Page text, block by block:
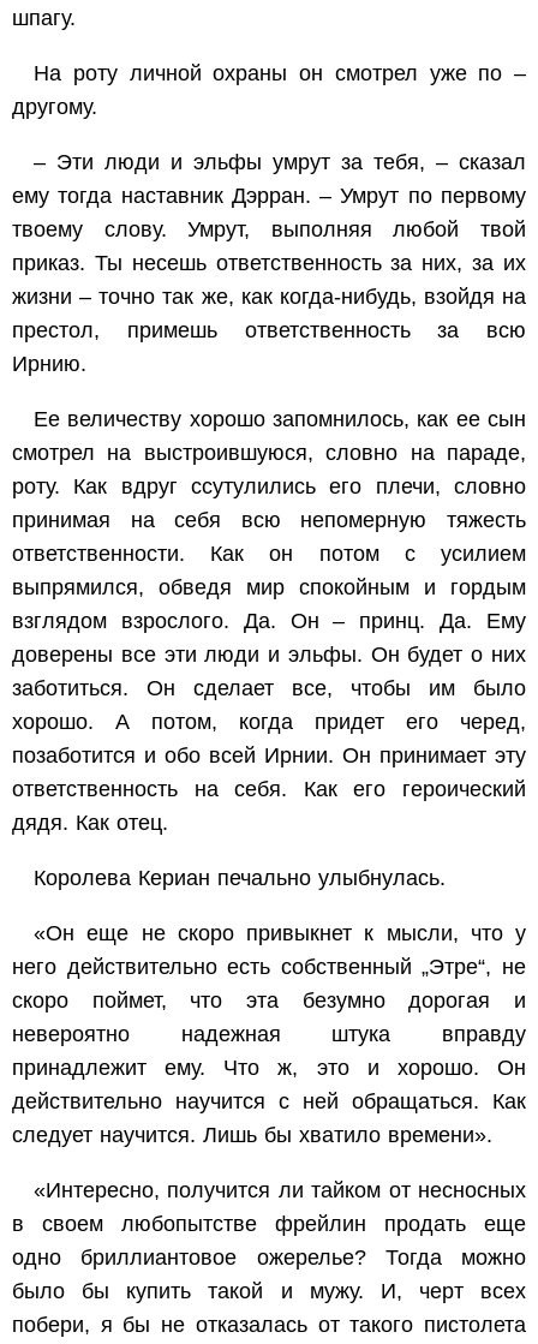
шпагу.
На роту личной охраны он смотрел уже по –
другому.
– Эти люди и эльфы умрут за тебя, – сказал
ему тогда наставник Дэрран. – Умрут по первому
твоему слову. Умрут, выполняя любой твой
приказ. Ты несешь ответственность за них, за их
жизни – точно так же, как когда-нибудь, взойдя на
престол, примешь ответственность за всю
Ирнию.
Ее величеству хорошо запомнилось, как ее сын
смотрел на выстроившуюся, словно на параде,
роту. Как вдруг ссутулились его плечи, словно
принимая на себя всю непомерную тяжесть
ответственности. Как он потом с усилием
выпрямился, обведя мир спокойным и гордым
взглядом взрослого. Да. Он – принц. Да. Ему
доверены все эти люди и эльфы. Он будет о них
заботиться. Он сделает все, чтобы им было
хорошо. А потом, когда придет его черед,
позаботится и обо всей Ирнии. Он принимает эту
ответственность на себя. Как его героический
дядя. Как отец.
Королева Кериан печально улыбнулась.
«Он еще не скоро привыкнет к мысли, что у
него действительно есть собственный „Этре“, не
скоро поймет, что эта безумно дорогая и
невероятно надежная штука вправду
принадлежит ему. Что ж, это и хорошо. Он
действительно научится с ней обращаться. Как
следует научится. Лишь бы хватило времени».
«Интересно, получится ли тайком от несносных
в своем любопытстве фрейлин продать еще
одно бриллиантовое ожерелье? Тогда можно
было бы купить такой и мужу. И, черт всех
побери, я бы не отказалась от такого пистолета